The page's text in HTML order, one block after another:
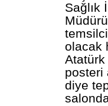
Sağlık
olacak
Atatürk
posteri
diye